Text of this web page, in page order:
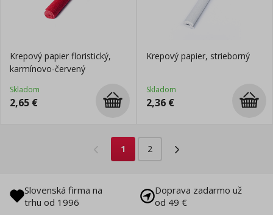
Krepový papier floristický,
karmínovo-červený
Skladom
2,65 €
Krepový papier, strieborný
Skladom
2,36 €
1 2
Slovenská firma na
trhu od 1996
Doprava zadarmo už
od 49 €